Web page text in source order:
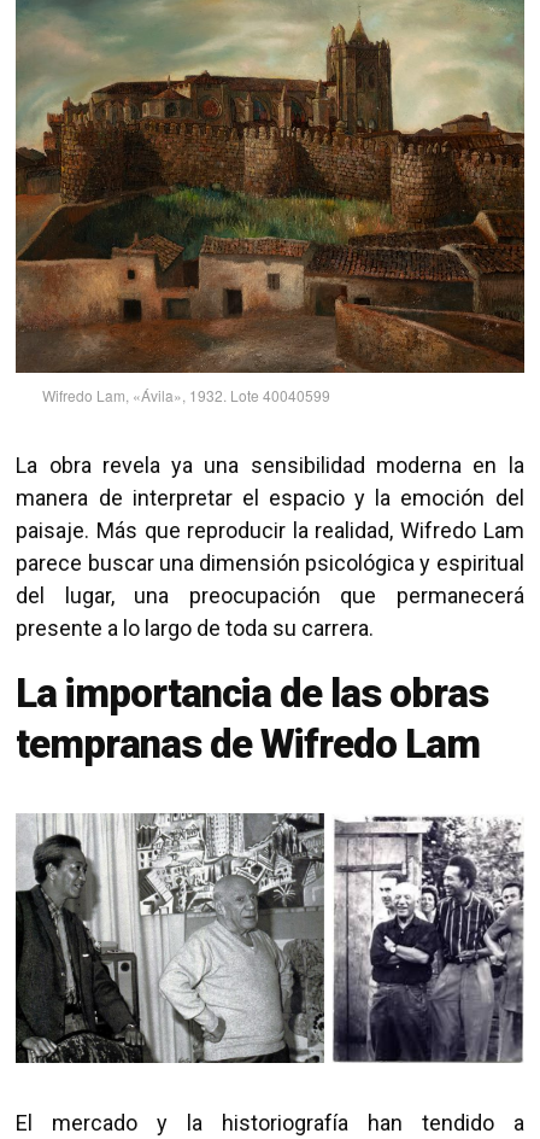
Wifredo Lam, «Ávila», 1932. Lote 40040599
La obra revela ya una sensibilidad moderna en la
manera de interpretar el espacio y la emoción del
paisaje. Más que reproducir la realidad, Wifredo Lam
parece buscar una dimensión psicológica y espiritual
del lugar, una preocupación que permanecerá
presente a lo largo de toda su carrera.
La importancia de las obras
tempranas de Wifredo Lam
El mercado y la historiografía han tendido a